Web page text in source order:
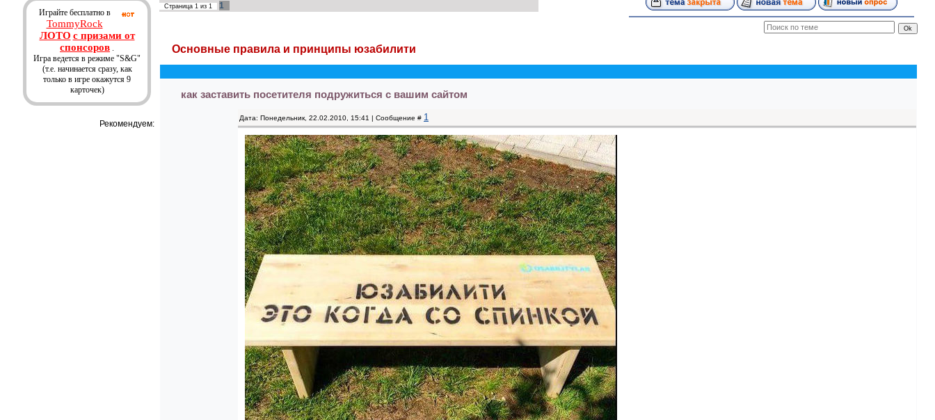
Играйте бесплатно в
TommyRock
ЛОТО с призами от
спонсоров .
Игра ведется в режиме "S&G"
(т.е. начинается сразу, как
только в игре окажутся 9
карточек)
Рекомендуем:
Страница 1 из 1 1
Основные правила и принципы юзабилити
как заставить посетителя подружиться с вашим сайтом
Дата: Понедельник, 22.02.2010, 15:41 | Сообщение # 1